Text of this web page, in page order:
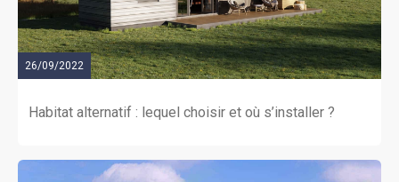
26/09/2022
Habitat alternatif : lequel choisir et où s’installer ?